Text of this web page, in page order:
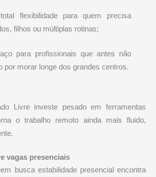
flexibilidade para quem precisa
filhos ou múltiplas rotinas;
para profissionais que antes não
por morar longe dos grandes centros.
Livre investe pesado em ferramentas
o trabalho remoto ainda mais fluido,
vagas presenciais
busca estabilidade presencial encontra